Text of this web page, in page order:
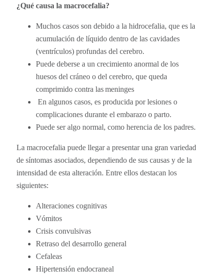
¿Qué causa la macrocefalia?
Muchos casos son debido a la hidrocefalia, que es la
acumulación de líquido dentro de las cavidades
(ventrículos) profundas del cerebro.
Puede deberse a un crecimiento anormal de los
huesos del cráneo o del cerebro, que queda
comprimido contra las meninges
En algunos casos, es producida por lesiones o
complicaciones durante el embarazo o parto.
Puede ser algo normal, como herencia de los padres.
La macrocefalia puede llegar a presentar una gran variedad
de síntomas asociados, dependiendo de sus causas y de la
intensidad de esta alteración. Entre ellos destacan los
siguientes:
Alteraciones cognitivas
Vómitos
Crisis convulsivas
Retraso del desarrollo general
Cefaleas
Hipertensión endocraneal